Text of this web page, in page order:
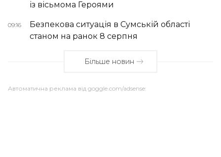
із вісьмома Героями
09:16
Безпекова ситуація в Сумській області
станом на ранок 8 серпня
Більше новин
Автоматична реклама від goggle.com/adsense: